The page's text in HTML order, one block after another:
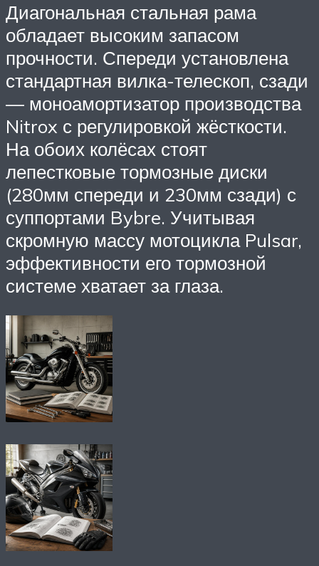
Диагональная стальная рама
обладает высоким запасом
прочности. Спереди установлена
стандартная вилка-телескоп, сзади
— моноамортизатор производства
Nitrox с регулировкой жёсткости.
На обоих колёсах стоят
лепестковые тормозные диски
(280мм спереди и 230мм сзади) с
суппортами Bybre. Учитывая
скромную массу мотоцикла Pulsar,
эффективности его тормозной
системе хватает за глаза.